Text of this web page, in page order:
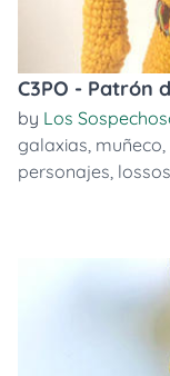
C3PO - Patrón
by Los
galaxias, muñeco,
personajes,